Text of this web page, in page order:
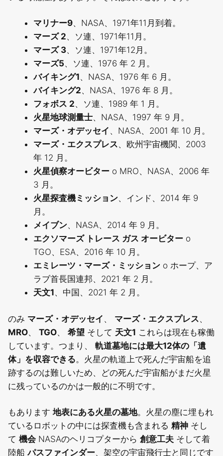
マリナー9、NASA、1971年11月到着。
マーズ 2、ソ連、1971年11月。
マーズ 3、ソ連、1971年12月。
マーズ5、ソ連、1976 年 2 月。
バイキング1、NASA、1976 年 6 月。
バイキング2、NASA、1976 年 8 月。
フォボス 2、ソ連、1989 年 1 月。
火星地球測量士、NASA、1997 年 9 月。
マーズ・オデッセイ 、NASA、2001 年 10 月。
マーズ・エクスプレス、欧州宇宙機関、2003
年 12 月。
火星偵察オービター o MRO、NASA、2006 年
3 月。
火星探査機ミッション、インド、2014 年 9
月。
メイブン、NASA、2014 年 9 月。
エクソマーズ トレース ガス オービター o
TGO、ESA、2016 年 10 月。
エミレーツ・マーズ・ミッション o ホープ、ア
ラブ首長国連邦、2021 年 2 月。
天文1、中国、2021 年 2 月。
のみ マーズ・オデッセイ 、 マーズ・エクスプレス、
MRO、 TGO、 希望 そして 天文1 これらは現在も稼働
しています。つまり、 軌道墓地には最大12体の「遺
体」を収容できる。火星の軌道上で死んだ宇宙船を追
跡するのは難しいため、どの死んだ宇宙船がまだ火星
に残っているのかは一般的に不明です。
もあります 地表にある火星の墓地。火星の塵に埋もれ
ているロボットの中には探査機も含まれる 精神 そし
て 機会 NASAのヘリコプターから 創意工夫 そして着
陸船パスファインダー、架空の宇宙飛行士と同じです